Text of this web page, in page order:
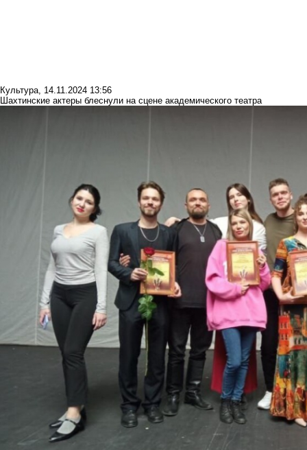
Культура, 14.11.2024 13:56
Шахтинские актеры блеснули на сцене академического театра